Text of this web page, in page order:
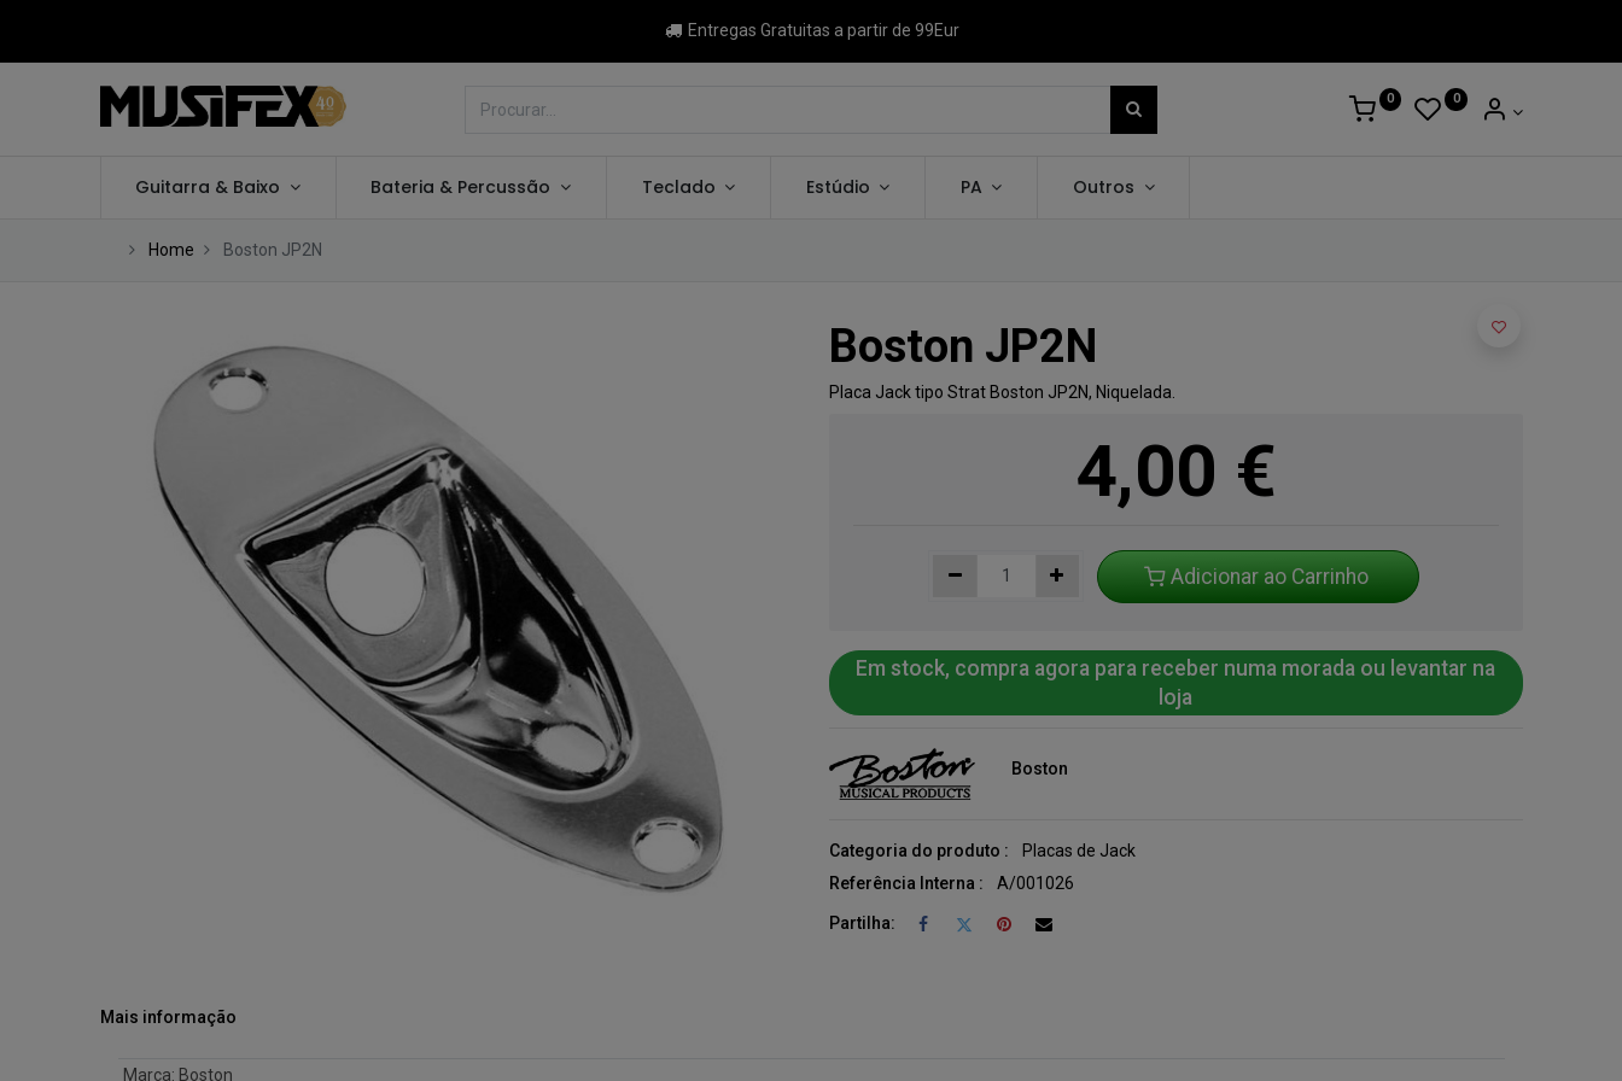
Entregas Gratuitas a partir de 99Eur
0 0
Guitarra & Baixo Bateria & Percussão Teclado Estúdio PA Outros
Home Boston JP2N
Boston JP2N
Placa Jack tipo Strat Boston JP2N, Niquelada.
4,00 €
Adicionar ao Carrinho
Em stock, compra agora para receber numa morada ou levantar na
loja
Boston
Categoria do produto :
Placas de Jack
Referência Interna :
A/001026
Partilha:
Mais informação
Marca: Boston